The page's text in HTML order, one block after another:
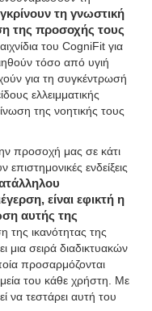
τη γνωστική
της προσοχής τους
του CogniFit για
τόσο από υγιή
για τη συγκέντρωσή
ελλειμματικής
της νοητικής τους
προσοχή μας σε κάτι
ενδείξεις
είναι εφικτή η
αυτής της
της ικανότητας της
σειρά διαδικτυακών
προσαρμόζονται
του κάθε χρήστη. Με
να τεστάρει αυτή του